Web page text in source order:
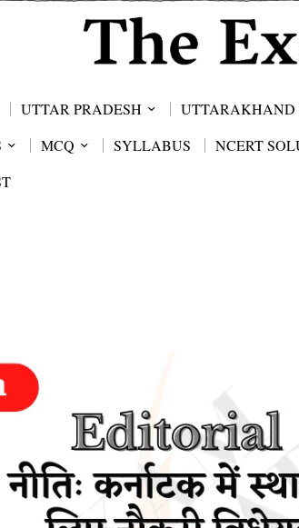
UTTAR PRADESH UTTARAKHAND
MCQ SYLLABUS NCERT